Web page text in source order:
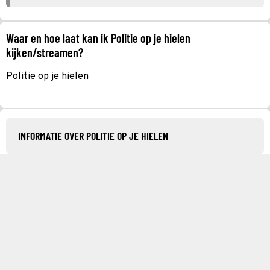
Waar en hoe laat kan ik Politie op je hielen
kijken/streamen?
Politie op je hielen
INFORMATIE OVER POLITIE OP JE HIELEN